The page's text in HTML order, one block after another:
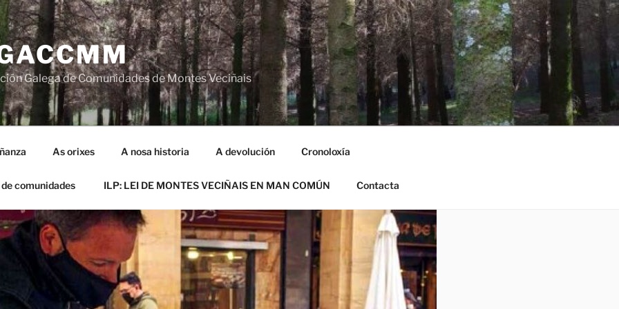
Galega de Comunidades de Montes Veciñais
As orixes A nosa historia A devolución Cronoloxía
comunidades ILP: LEI DE MONTES VECIÑAIS EN MAN COMÚN Contacta